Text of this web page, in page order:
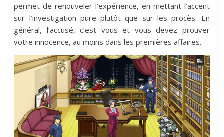
permet de renouveler l’expérience, en mettant l’accent
sur l’investigation pure plutôt que sur les procès. En
général, l’accusé, c’est vous et vous devez prouver
votre innocence, au moins dans les premières affaires.